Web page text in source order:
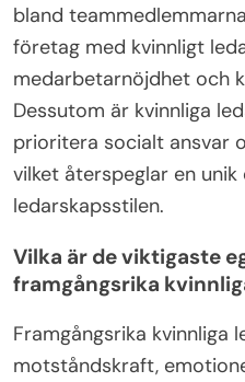
bland
företag med kvinnligt
medarbetarnöjdhet och
Dessutom är kvinnliga
prioritera socialt ansvar
vilket återspeglar en unik
ledarskapsstilen.
Vilka är de viktigaste
framgångsrika
Framgångsrika kvinnliga
motståndskraft,